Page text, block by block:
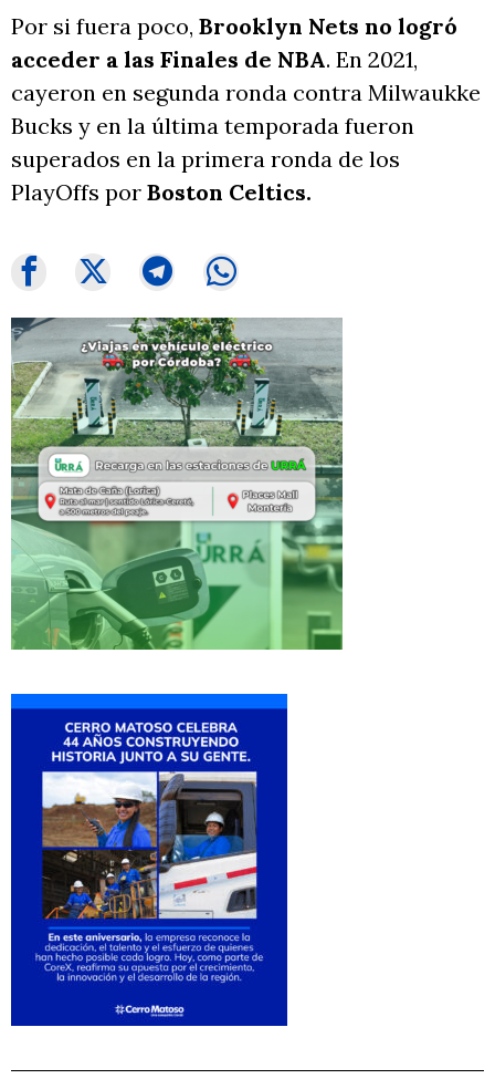
Por si fuera poco, Brooklyn Nets no logró
acceder a las Finales de NBA. En 2021,
cayeron en segunda ronda contra Milwaukke
Bucks y en la última temporada fueron
superados en la primera ronda de los
PlayOffs por Boston Celtics.